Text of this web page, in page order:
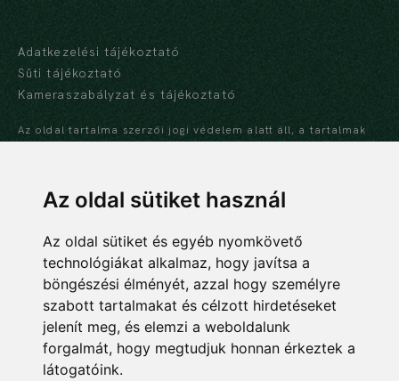
Az oldal sütiket használ
Az oldal sütiket és egyéb nyomkövető
technológiákat alkalmaz, hogy javítsa a
böngészési élményét, azzal hogy személyre
szabott tartalmakat és célzott hirdetéseket
jelenít meg, és elemzi a weboldalunk
forgalmát, hogy megtudjuk honnan érkeztek a
látogatóink.
Adatkezelési tájékoztató
Süti tájékoztató
Kameraszabályzat és tájékoztató
Az oldal tartalma szerzői jogi védelem alatt áll, a tartalmak
NEMZETI BOTANIKUS KERT
Ökológiai Kutatóközpont
Ökológiai és Botanikai Intézet
2163 Vácrátót, Alkotmány u. 2-4.